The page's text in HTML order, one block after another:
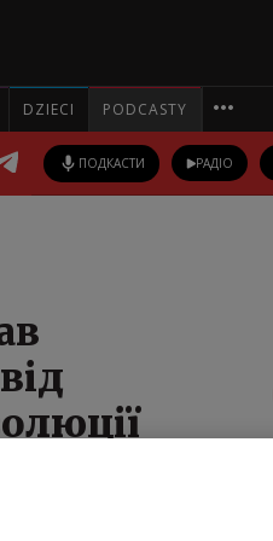
DZIECI PODCASTY
ПОДКАСТИ РАДІО